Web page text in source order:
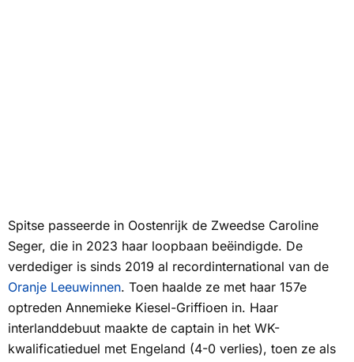
Spitse passeerde in Oostenrijk de Zweedse Caroline
Seger, die in 2023 haar loopbaan beëindigde. De
verdediger is sinds 2019 al recordinternational van de
Oranje Leeuwinnen. Toen haalde ze met haar 157e
optreden Annemieke Kiesel-Griffioen in. Haar
interlanddebuut maakte de captain in het WK-
kwalificatieduel met Engeland (4-0 verlies), toen ze als